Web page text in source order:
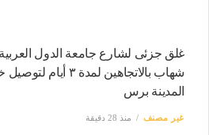
غلق جزئى لشارع جامعة الدول
شهاب بالاتجاهين
المدينة برس
غير مصنف منذ 28 دقيقة